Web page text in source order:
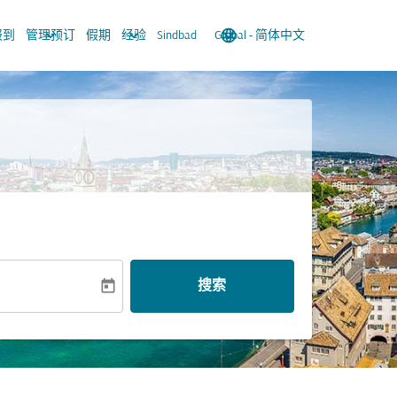
管理预订
keyboard_arrow_down 假期 经验
keyboard_arrow_down Sindbad language
Global - 简体中文
keyboard_arrow_down
today 搜索